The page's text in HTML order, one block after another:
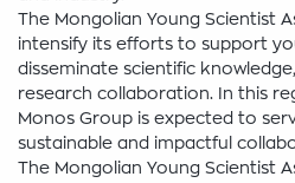
The Mongolian Young Scientist
intensify its efforts to support
disseminate scientific
research collaboration. In this
Monos Group is expected to
sustainable and impactful
The Mongolian Young Scientist